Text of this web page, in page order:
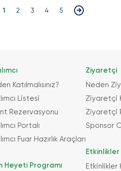
1 2 3 4 5
Katılmalısınız?
Listesi
Rezervasyonu
Portalı
Fuar Hazırlık Araçları
Heyeti Programı
Ziyaretçi
Neden
Ziyaretçi
Ziyaretçi
Sponsor
Etkinlikler
Etkinlikler